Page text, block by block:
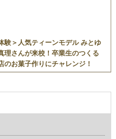
験＞人気ティーンモデル みとゆ
理さんが来校！卒業生のつくる
のお菓子作りにチャレンジ！